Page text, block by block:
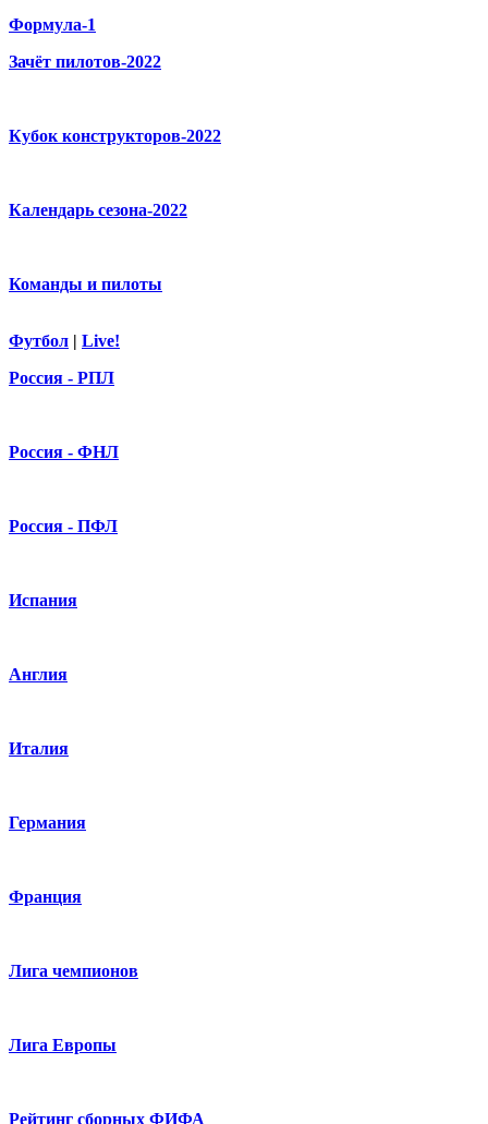
Формула-1
Зачёт пилотов-2022
Кубок конструкторов-2022
Календарь сезона-2022
Команды и пилоты
Футбол | Live!
Россия - РПЛ
Россия - ФНЛ
Россия - ПФЛ
Испания
Англия
Италия
Германия
Франция
Лига чемпионов
Лига Европы
Рейтинг сборных ФИФА